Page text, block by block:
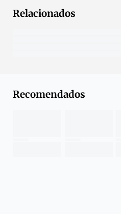
Relacionados
Recomendados